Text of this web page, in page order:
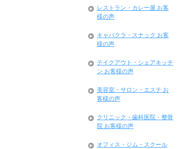
レストラン・カレー屋 お客
様の声
キャバクラ・スナック お客
様の声
テイクアウト・シェアキッチ
ン お客様の声
美容室・サロン・エステ お
客様の声
クリニック・歯科医院・整骨
院 お客様の声
オフィス・ジム・スクール